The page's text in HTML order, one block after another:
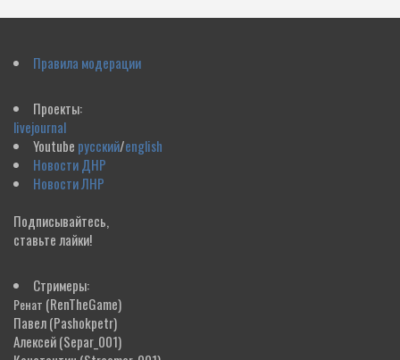
Правила модерации
Проекты:
livejournal
Youtube русский/english
Новости ДНР
Новости ЛНР
Подписывайтесь,
ставьте лайки!
Стримеры:
Ренат (RenTheGame)
Павел(Pashokpetr)
Алексей(Separ_001)